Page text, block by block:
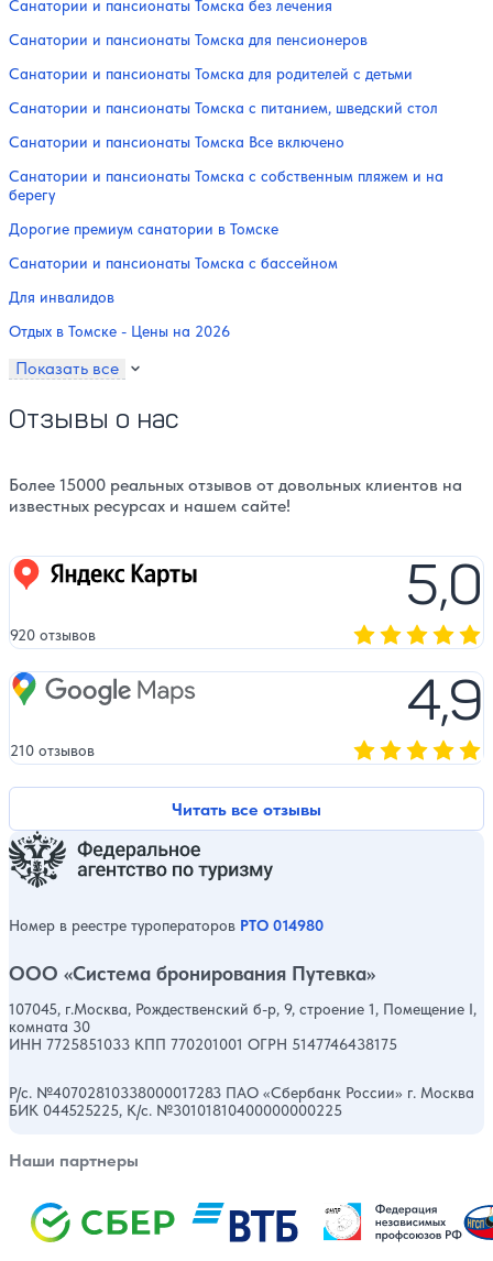
Санатории и пансионаты Томска без лечения
Санатории и пансионаты Томска для пенсионеров
Санатории и пансионаты Томска для родителей с детьми
Санатории и пансионаты Томска с питанием, шведский стол
Санатории и пансионаты Томска Все включено
Санатории и пансионаты Томска с собственным пляжем и на
берегу
Дорогие премиум санатории в Томске
Санатории и пансионаты Томска с бассейном
Для инвалидов
Отдых в Томске - Цены на 2026
Показать все
Отзывы о нас
Более 15000 реальных отзывов от довольных клиентов на
известных ресурсах и нашем сайте!
Читать все отзывы
Яндекс карты 5,0
920 отзывов
Google Maps 4,9
210 отзывов
Номер в реестре туроператоров РТО 014980
ООО «Система бронирования Путевка»
107045, г.Москва, Рождественский б-р, 9, строение 1, Помещение I,
комната 30
ИНН 7725851033 КПП 770201001 ОГРН 5147746438175
Р/с. №40702810338000017283 ПАО «Сбербанк России» г. Москва
БИК 044525225, К/с. №30101810400000000225
Наши партнеры